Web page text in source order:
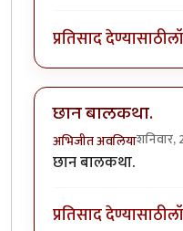
प्रतिसाद देण्यासाठी
छान बालकथा.
अभिजीत अवलिया
छान बालकथा.
प्रतिसाद देण्यासाठी